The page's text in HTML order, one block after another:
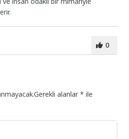
0
Gerekli alanlar* ile